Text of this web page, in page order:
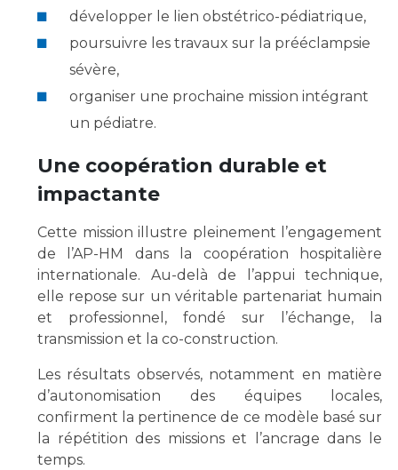
développer le lien obstétrico-pédiatrique,
poursuivre les travaux sur la prééclampsie
sévère,
organiser une prochaine mission intégrant
un pédiatre.
Une coopération durable et
impactante
Cette mission illustre pleinement l’engagement
de l’AP-HM dans la coopération hospitalière
internationale. Au-delà de l’appui technique,
elle repose sur un véritable partenariat humain
et professionnel, fondé sur l’échange, la
transmission et la co-construction.
Les résultats observés, notamment en matière
d’autonomisation des équipes locales,
confirment la pertinence de ce modèle basé sur
la répétition des missions et l’ancrage dans le
temps.